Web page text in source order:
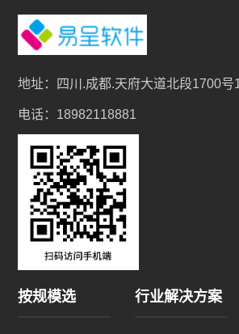
地址：四川.成都.天府大道北段1700号
电话：18982118881
按规模选 行业解决方案